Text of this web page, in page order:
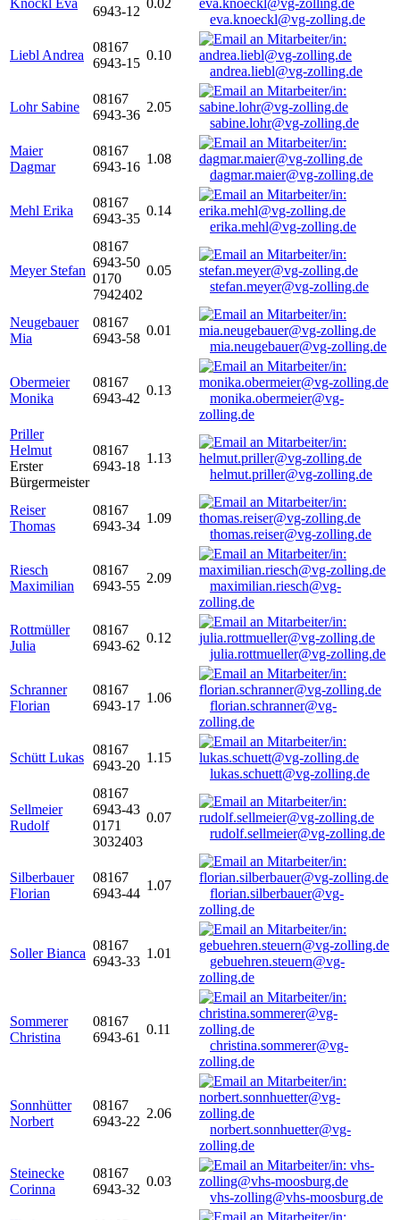
Knöckl Eva
6943-12
0.02
eva.knoeckl@vg-zolling.de
Liebl Andrea
08167
6943-15
0.10
andrea.liebl@vg-zolling.de
Lohr Sabine
08167
6943-36
2.05
sabine.lohr@vg-zolling.de
Maier
Dagmar
08167
6943-16
1.08
dagmar.maier@vg-zolling.de
Mehl Erika
08167
6943-35
0.14
erika.mehl@vg-zolling.de
Meyer Stefan
08167
6943-50
0170
7942402
0.05
stefan.meyer@vg-zolling.de
Neugebauer
Mia
08167
6943-58
0.01
mia.neugebauer@vg-zolling.de
Obermeier
Monika
08167
6943-42
0.13
monika.obermeier@vg-
zolling.de
Priller
Helmut
Erster
Bürgermeister
08167
6943-18
1.13
helmut.priller@vg-zolling.de
Reiser
Thomas
08167
6943-34
1.09
thomas.reiser@vg-zolling.de
Riesch
Maximilian
08167
6943-55
2.09
maximilian.riesch@vg-
zolling.de
Rottmüller
Julia
08167
6943-62
0.12
julia.rottmueller@vg-zolling.de
Schranner
Florian
08167
6943-17
1.06
florian.schranner@vg-
zolling.de
Schütt Lukas
08167
6943-20
1.15
lukas.schuett@vg-zolling.de
Sellmeier
Rudolf
08167
6943-43
0171
3032403
0.07
rudolf.sellmeier@vg-zolling.de
Silberbauer
Florian
08167
6943-44
1.07
florian.silberbauer@vg-
zolling.de
Soller Bianca
08167
6943-33
1.01
gebuehren.steuern@vg-
zolling.de
Sommerer
Christina
08167
6943-61
0.11
christina.sommerer@vg-
zolling.de
Sonnhütter
Norbert
08167
6943-22
2.06
norbert.sonnhuetter@vg-
zolling.de
Steinecke
Corinna
08167
6943-32
0.03
vhs-zolling@vhs-moosburg.de